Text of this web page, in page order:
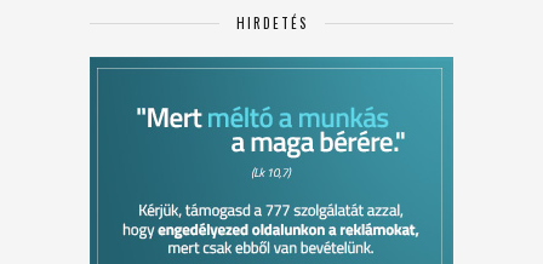
HIRDETÉS